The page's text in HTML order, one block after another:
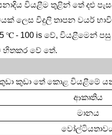
වියළීම තුළින් තේ දළු
ලෙස විදුලි තාපන වයර්
℃ - 100 is වේ, වියළීමෙන්
හිතකර වේ තේ.
කුඩා කුඩා තේ කොළ වියළීමේ
ආකෘතිය
මානය